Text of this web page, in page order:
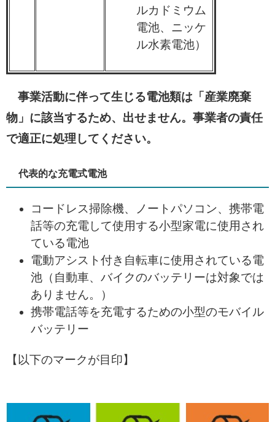
ルカドミウム
電池、ニッケ
ル水素電池）
事業活動に伴って生じる電池類は「産業廃棄
物」に該当するため、出せません。事業者の責任
で適正に処理してください。
代表的な充電式電池
コードレス掃除機、ノートパソコン、携帯電
話等の充電して使用する小型家電に使用され
ている電池
電動アシスト付き自転車に使用されている電
池（自動車、バイクのバッテリーは対象では
ありません。）
携帯電話等を充電するための小型のモバイル
バッテリー
【以下のマークが目印】